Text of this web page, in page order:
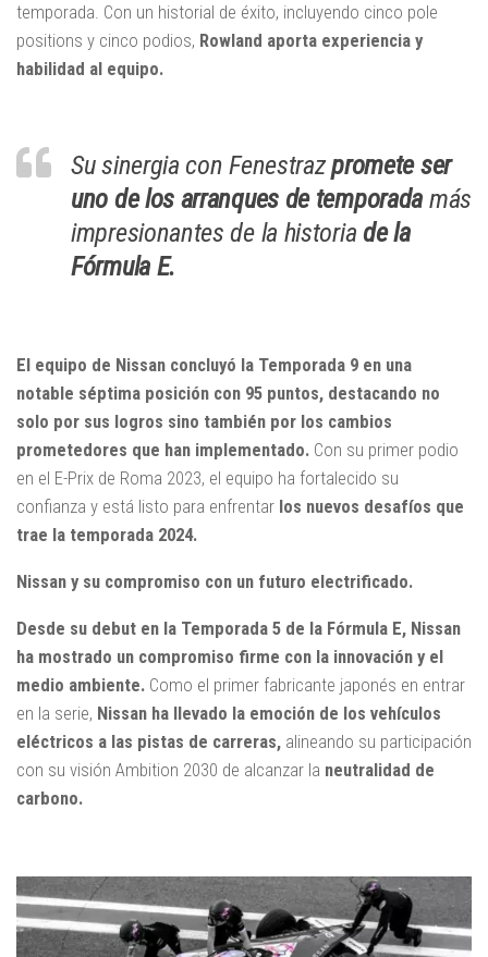
temporada. Con un historial de éxito, incluyendo cinco pole
positions y cinco podios, Rowland aporta experiencia y
habilidad al equipo.
Su sinergia con Fenestrazpromete ser
uno de los arranques de temporada más
impresionantes de la historia de la
Fórmula E.
El equipo de Nissan concluyó la Temporada 9 en una
notable séptima posición con 95 puntos, destacando no
solo por sus logros sino también por los cambios
prometedores que han implementado. Con su primer podio
en el E-Prix de Roma 2023, el equipo ha fortalecido su
confianza y está listo para enfrentar los nuevos desafíos que
trae la temporada 2024.
Nissan y su compromiso con un futuro electrificado.
Desde su debut en la Temporada 5 de la Fórmula E, Nissan
ha mostrado un compromiso firme con la innovación y el
medio ambiente. Como el primer fabricante japonés en entrar
en la serie, Nissan ha llevado la emoción de los vehículos
eléctricos a las pistas de carreras, alineando su participación
con su visión Ambition 2030 de alcanzar la neutralidad de
carbono.